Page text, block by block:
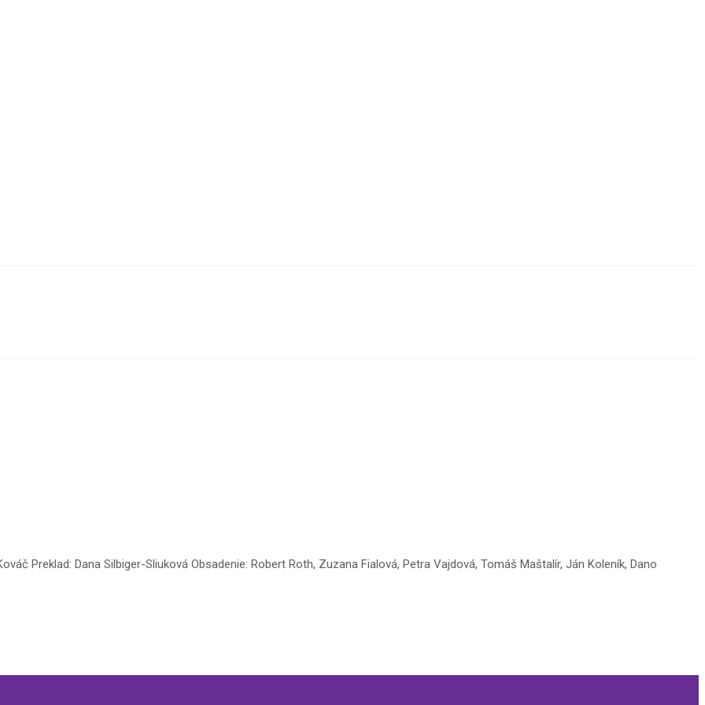
Preklad: Dana Silbiger-Sliuková Obsadenie: Robert Roth, Zuzana Fialová, Petra Vajdová, Tomáš Maštalír, Ján Koleník, Dano